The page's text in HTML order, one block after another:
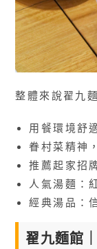
整體來說翟九
用餐環境舒
眷村菜精神
推薦起家招
人氣湯麵：
經典湯品：
翟九麵館